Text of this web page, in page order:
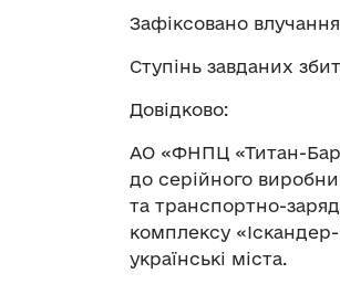
Зафіксовано
Ступінь завданих
Довідково:
АО «ФНПЦ «Титан-
до серійного
та транспортно-
комплексу
українські міста.